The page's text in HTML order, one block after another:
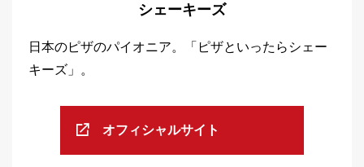
シェーキーズ
日本のピザのパイオニア。「ピザといったらシェー
キーズ」。
オフィシャルサイト